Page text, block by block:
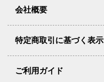
会社概要
特定商取引に基づく表示
ご利用ガイド